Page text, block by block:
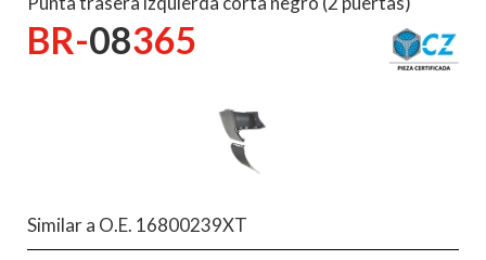
BR-08365
Similar a O.E. 16800239XT